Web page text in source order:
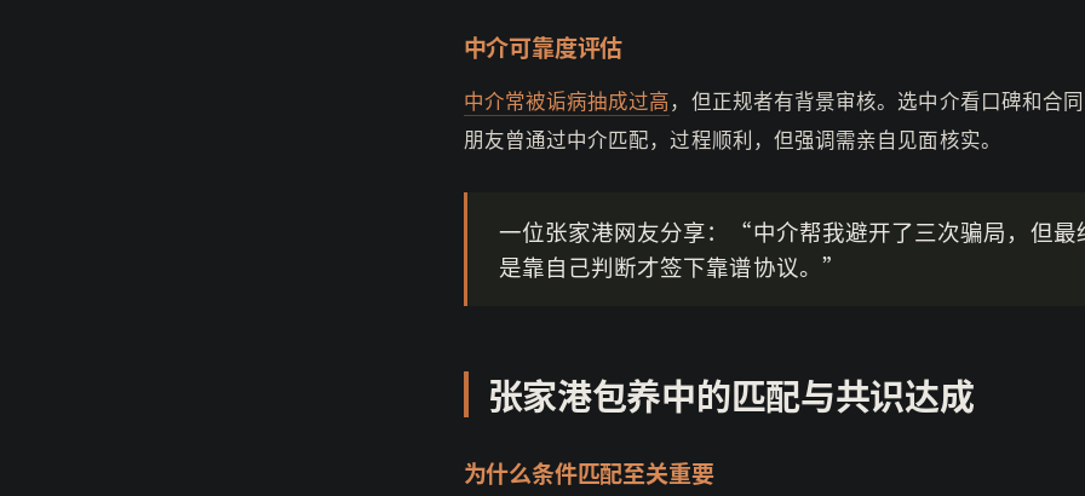
中介可靠度评估
中介常被诟病抽成过高，但正规者有背景审核。选中介看口碑和合
朋友曾通过中介匹配，过程顺利，但强调需亲自见面核实。
一位张家港网友分享：“中介帮我避开了三次骗局，但最
是靠自己判断才签下靠谱协议。”
张家港包养中的匹配与共识达成
为什么条件匹配至关重要